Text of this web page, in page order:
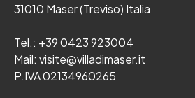
31010 Maser (Treviso) Italia
Tel.: +39 0423 923004
Mail: visite@villadimaser.it
P.IVA 02134960265